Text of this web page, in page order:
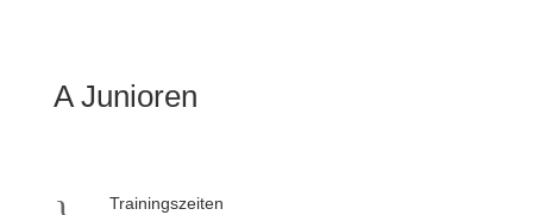
A Junioren
Trainingszeiten